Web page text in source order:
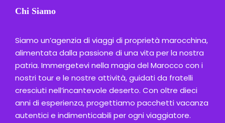
Chi Siamo
Siamo un’agenzia di viaggi di proprietà marocchina,
alimentata dalla passione di una vita per la nostra
patria. Immergetevi nella magia del Marocco con i
nostri tour e le nostre attività, guidati da fratelli
cresciuti nell’incantevole deserto. Con oltre dieci
anni di esperienza, progettiamo pacchetti vacanza
autentici e indimenticabili per ogni viaggiatore.